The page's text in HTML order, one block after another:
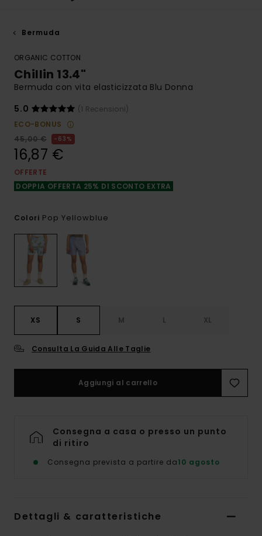
Bermuda
ORGANIC COTTON
Chillin 13.4"
Bermuda con vita elasticizzata Blu Donna
5.0
(1 Recensioni)
ECO-BONUS
45,00 €
63%
16,87 €
OFFERTE
DOPPIA OFFERTA 25% DI SCONTO EXTRA
Colori Pop Yellowblue
XS S M L XL
Consulta La Guida Alle Taglie
Aggiungi al carrello
Consegna a casa o presso un punto
di ritiro
Consegna prevista a partire da10 agosto
Dettagli & caratteristiche